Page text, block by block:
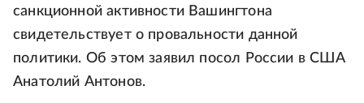
санкционной активности Вашингтона
свидетельствует о провальности данной
политики. Об этом заявил посол России в США
Анатолий Антонов.